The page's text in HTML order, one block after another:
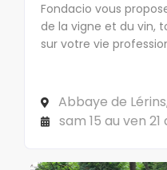
Fondacio vous
de la vigne et du vin,
sur votre vie
Abbaye de
CS 10040 06414
sam 15 au ven